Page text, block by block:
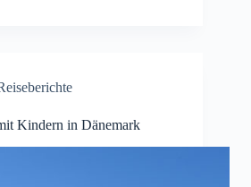
Kindern in Dänemark